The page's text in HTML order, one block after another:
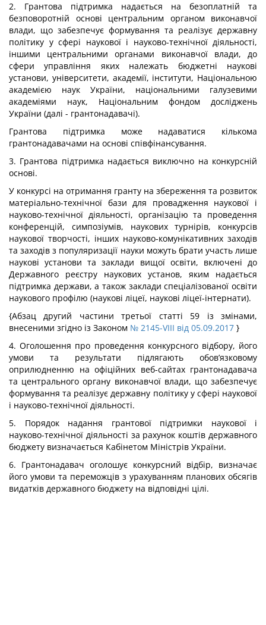
2. Грантова підтримка надається на безоплатній та
безповоротній основі центральним органом виконавчої
влади, що забезпечує формування та реалізує державну
політику у сфері наукової і науково-технічної діяльності,
іншими центральними органами виконавчої влади, до
сфери управління яких належать бюджетні наукові
установи, університети, академії, інститути, Національною
академією наук України, національними галузевими
академіями наук, Національним фондом досліджень
України (далі - грантонадавачі).
Грантова підтримка може надаватися кількома
грантонадавачами на основі співфінансування.
3. Грантова підтримка надається виключно на конкурсній
основі.
У конкурсі на отримання гранту на збереження та розвиток
матеріально-технічної бази для провадження наукової і
науково-технічної діяльності, організацію та проведення
конференцій, симпозіумів, наукових турнірів, конкурсів
наукової творчості, інших науково-комунікативних заходів
та заходів з популяризації науки можуть брати участь лише
наукові установи та заклади вищої освіти, включені до
Державного реєстру наукових установ, яким надається
підтримка держави, а також заклади спеціалізованої освіти
наукового профілю (наукові ліцеї, наукові ліцеї-інтернати).
{Абзац другий частини третьої статті 59 із змінами,
внесеними згідно із Законом № 2145-VIII від 05.09.2017 }
4. Оголошення про проведення конкурсного відбору, його
умови та результати підлягають обов’язковому
оприлюдненню на офіційних веб-сайтах грантонадавача
та центрального органу виконавчої влади, що забезпечує
формування та реалізує державну політику у сфері наукової
і науково-технічної діяльності.
5. Порядок надання грантової підтримки наукової і
науково-технічної діяльності за рахунок коштів державного
бюджету визначається Кабінетом Міністрів України.
6. Грантонадавач оголошує конкурсний відбір, визначає
його умови та переможців з урахуванням планових обсягів
видатків державного бюджету на відповідні цілі.